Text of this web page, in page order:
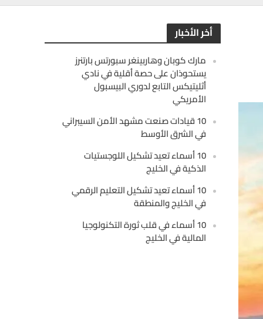
أخر الأخبار
مارك كوبان وهاربينغر سبورتس بارتنرز
يستحوذان على حصة أقلية في نادي
أثليتيكس التابع لدوري البيسبول
الأمريكي
10 قيادات صنعت مشهد الأمن السيبراني
في الشرق الأوسط
10 أسماء تعيد تشكيل اللوجستيات
الذكية في الخليج
10 أسماء تعيد تشكيل التعليم الرقمي
في الخليج والمنطقة
10 أسماء في قلب ثورة التكنولوجيا
المالية في الخليج